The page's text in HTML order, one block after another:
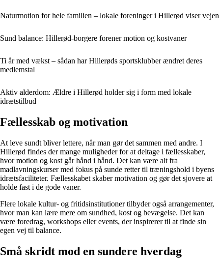
Naturmotion for hele familien – lokale foreninger i Hillerød viser vejen
Sund balance: Hillerød-borgere forener motion og kostvaner
Ti år med vækst – sådan har Hillerøds sportsklubber ændret deres
medlemstal
Aktiv alderdom: Ældre i Hillerød holder sig i form med lokale
idrætstilbud
Fællesskab og motivation
At leve sundt bliver lettere, når man gør det sammen med andre. I
Hillerød findes der mange muligheder for at deltage i fællesskaber,
hvor motion og kost går hånd i hånd. Det kan være alt fra
madlavningskurser med fokus på sunde retter til træningshold i byens
idrætsfaciliteter. Fællesskabet skaber motivation og gør det sjovere at
holde fast i de gode vaner.
Flere lokale kultur- og fritidsinstitutioner tilbyder også arrangementer,
hvor man kan lære mere om sundhed, kost og bevægelse. Det kan
være foredrag, workshops eller events, der inspirerer til at finde sin
egen vej til balance.
Små skridt mod en sundere hverdag